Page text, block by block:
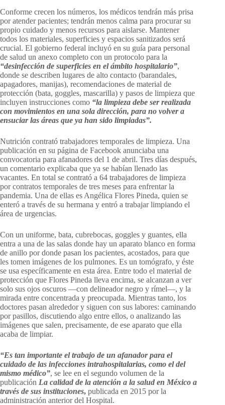
Conforme crecen los números, los médicos tendrán más prisa
por atender pacientes; tendrán menos calma para procurar su
propio cuidado y menos recursos para aislarse. Mantener
todos los materiales, superficies y espacios sanitizados será
crucial. El gobierno federal incluyó en su guía para personal
de salud un anexo completo con un protocolo para la
“desinfección de superficies en el ámbito hospitalario”,
donde se describen lugares de alto contacto (barandales,
apagadores, manijas), recomendaciones de material de
protección (bata, goggles, mascarilla) y pasos de limpieza que
incluyen instrucciones como “la limpieza debe ser realizada
con movimientos en una sola dirección, para no volver a
ensuciar las áreas que ya han sido limpiadas”.
Nutrición contrató trabajadores temporales de limpieza. Una
publicación en su página de Facebook anunciaba una
convocatoria para afanadores del 1 de abril. Tres días después,
un comentario explicaba que ya se habían llenado las
vacantes. En total se contrató a 64 trabajadores de limpieza
por contratos temporales de tres meses para enfrentar la
pandemia. Una de ellas es Angélica Flores Pineda, quien se
enteró a través de su hermana y entró a trabajar limpiando el
área de urgencias.
Con un uniforme, bata, cubrebocas, goggles y guantes, ella
entra a una de las salas donde hay un aparato blanco en forma
de anillo por donde pasan los pacientes, acostados, para que
les tomen imágenes de los pulmones. Es un tomógrafo, y éste
se usa específicamente en esta área. Entre todo el material de
protección que Flores Pineda lleva encima, se alcanzan a ver
solo sus ojos oscuros —con delineador negro y rímel—, y la
mirada entre concentrada y preocupada. Mientras tanto, los
doctores pasan alrededor y siguen con sus labores: caminando
por pasillos, discutiendo algo entre ellos, o analizando las
imágenes que salen, precisamente, de ese aparato que ella
acaba de limpiar.
“Es tan importante el trabajo de un afanador para el
cuidado de las infecciones intrahospitalarias, como el del
mismo médico”, se lee en el segundo volumen de la
publicación La calidad de la atención a la salud en México a
través de sus instituciones, publicada en 2015 por la
administración anterior del Hospital.